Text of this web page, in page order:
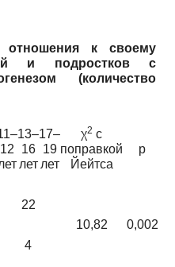
отношения к своему
и подростков с
(количество
12
13–
16
лет
17–
19
лет
χ2 с
поправкой
Йейтса
p
22
10,82
0,002
4